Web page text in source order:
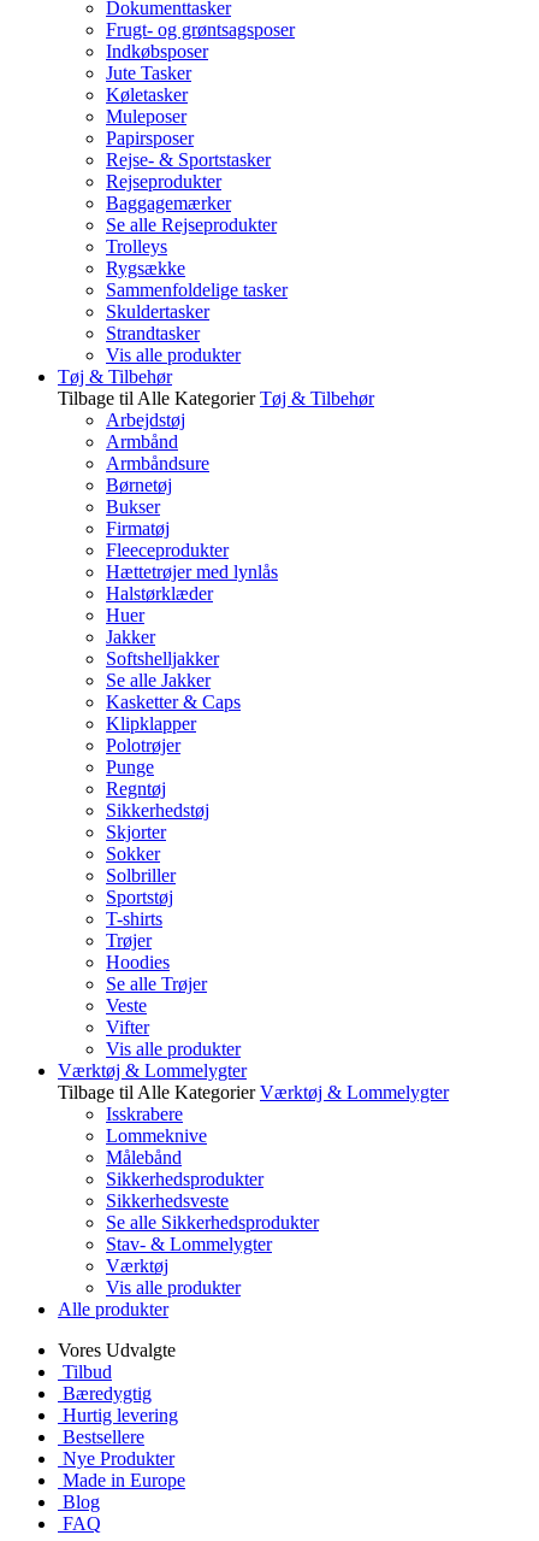
Dokumenttasker
Frugt- og grøntsagsposer
Indkøbsposer
Jute Tasker
Køletasker
Muleposer
Papirsposer
Rejse- & Sportstasker
Rejseprodukter
Baggagemærker
Se alle Rejseprodukter
Trolleys
Rygsække
Sammenfoldelige tasker
Skuldertasker
Strandtasker
Vis alle produkter
Tøj & Tilbehør
Tilbage til Alle Kategorier Tøj & Tilbehør
Arbejdstøj
Armbånd
Armbåndsure
Børnetøj
Bukser
Firmatøj
Fleeceprodukter
Hættetrøjer med lynlås
Halstørklæder
Huer
Jakker
Softshelljakker
Se alle Jakker
Kasketter & Caps
Klipklapper
Polotrøjer
Punge
Regntøj
Sikkerhedstøj
Skjorter
Sokker
Solbriller
Sportstøj
T-shirts
Trøjer
Hoodies
Se alle Trøjer
Veste
Vifter
Vis alle produkter
Værktøj & Lommelygter
Tilbage til Alle Kategorier Værktøj & Lommelygter
Isskrabere
Lommeknive
Målebånd
Sikkerhedsprodukter
Sikkerhedsveste
Se alle Sikkerhedsprodukter
Stav- & Lommelygter
Værktøj
Vis alle produkter
Alle produkter
Vores Udvalgte
Tilbud
Bæredygtig
Hurtig levering
Bestsellere
Nye Produkter
Made in Europe
Blog
FAQ